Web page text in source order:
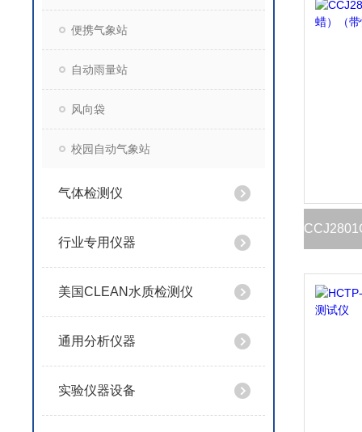
便携气象站
自动雨量站
风向袋
校园自动气象站
气体检测仪
行业专用仪器
美国CLEAN水质检测仪
通用分析仪器
实验仪器设备